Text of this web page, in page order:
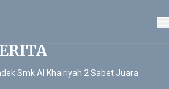
Smk Al Khairiyah 2 Sabet Juara